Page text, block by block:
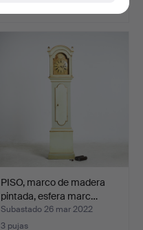
PISO, marco de madera
pintada, esfera marc…
Subastado 26 mar 2022
3 pujas